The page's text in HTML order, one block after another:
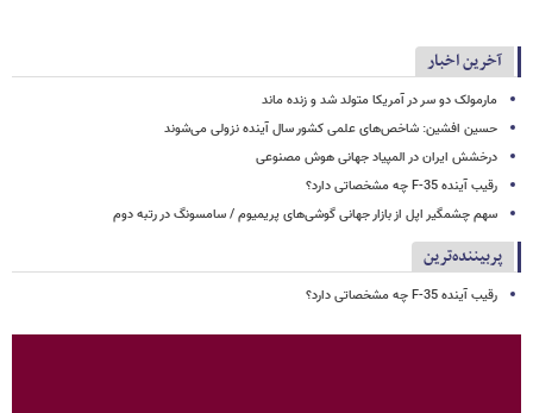
آخرین اخبار
مارمولک دو سر در آمریکا متولد شد و زنده ماند
حسین افشین: شاخص‌های علمی کشور سال آینده نزولی می‌شوند
درخشش ایران در المپیاد جهانی هوش مصنوعی
رقیب آینده F-35 چه مشخصاتی دارد؟
سهم چشمگیر اپل از بازار جهانی گوشی‌های پریمیوم / سامسونگ در رتبه دوم
پربیننده‌ترین
رقیب آینده F-35 چه مشخصاتی دارد؟